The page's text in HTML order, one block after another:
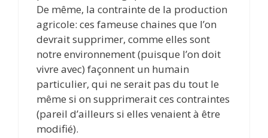
De même, la contrainte de la production
agricole: ces fameuse chaines que l’on
devrait supprimer, comme elles sont
notre environnement (puisque l’on doit
vivre avec) façonnent un humain
particulier, qui ne serait pas du tout le
même si on supprimerait ces contraintes
(pareil d’ailleurs si elles venaient à être
modifié).